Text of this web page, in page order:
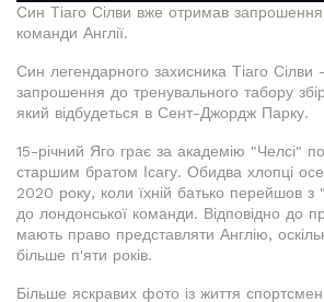
Син Тіаго Сілви вже отримав
команди Англії.
Син легендарного захисника Тіаго
запрошення до тренувального табору
який відбудеться в Сент-Джордж Парку.
15-річний Яго грає за академію "Челсі"
старшим братом Ісагу. Обидва хлопці
2020 року, коли їхній батько перейшов
до лондонської команди. Відповідно до
мають право представляти Англію,
більше п'яти років.
Більше яскравих фото із життя